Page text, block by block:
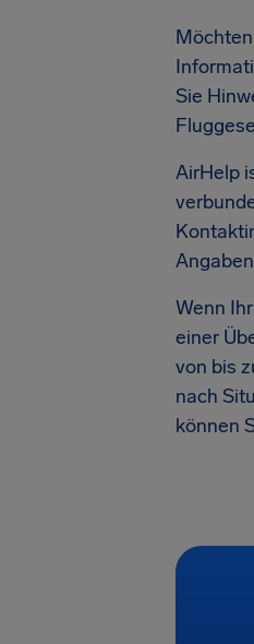
Sie
AirHelp
Wenn
einer
von bis
nach
können